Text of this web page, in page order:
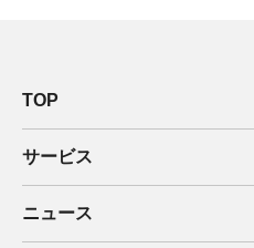
TOP
サービス
ご家庭向け電力サービス
ニュース